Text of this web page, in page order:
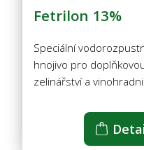
Fetrilon 13%
Speciální
hnojivo pro
zelinářství a